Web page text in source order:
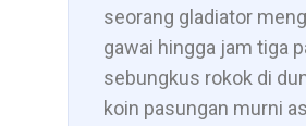
seorang gladiator
gawai hingga jam tiga
sebungkus rokok di
koin pasungan murni